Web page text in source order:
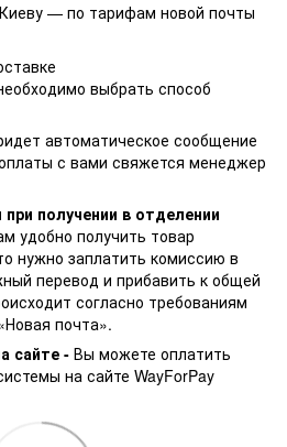
— по тарифам новой почты
выбрать способ
автоматическое сообщение
с вами свяжется менеджер
получении в отделении
удобно получить товар
нужно заплатить комиссию в
перевод и прибавить к общей
согласно требованиям
почта».
сайте - Вы можете оплатить
на сайте WayForPay